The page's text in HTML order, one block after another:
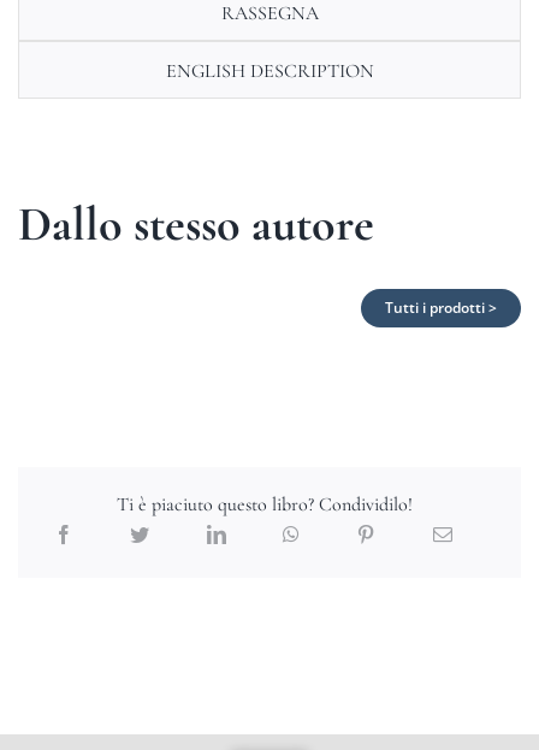
RASSEGNA
ENGLISH DESCRIPTION
Dallo stesso autore
Tutti i prodotti >
Ti è piaciuto questo libro? Condividilo!